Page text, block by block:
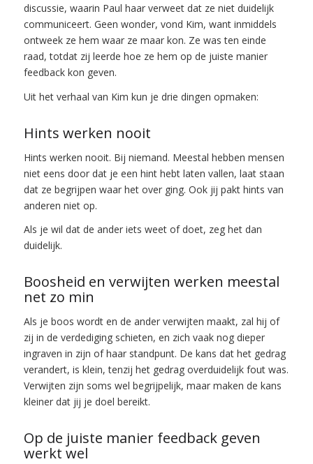
discussie, waarin Paul haar verweet dat ze niet duidelijk
communiceert. Geen wonder, vond Kim, want inmiddels
ontweek ze hem waar ze maar kon. Ze was ten einde
raad, totdat zij leerde hoe ze hem op de juiste manier
feedback kon geven.
Uit het verhaal van Kim kun je drie dingen opmaken:
Hints werken nooit
Hints werken nooit. Bij niemand. Meestal hebben mensen
niet eens door dat je een hint hebt laten vallen, laat staan
dat ze begrijpen waar het over ging. Ook jij pakt hints van
anderen niet op.
Als je wil dat de ander iets weet of doet, zeg het dan
duidelijk.
Boosheid en verwijten werken meestal
net zo min
Als je boos wordt en de ander verwijten maakt, zal hij of
zij in de verdediging schieten, en zich vaak nog dieper
ingraven in zijn of haar standpunt. De kans dat het gedrag
verandert, is klein, tenzij het gedrag overduidelijk fout was.
Verwijten zijn soms wel begrijpelijk, maar maken de kans
kleiner dat jij je doel bereikt.
Op de juiste manier feedback geven
werkt wel